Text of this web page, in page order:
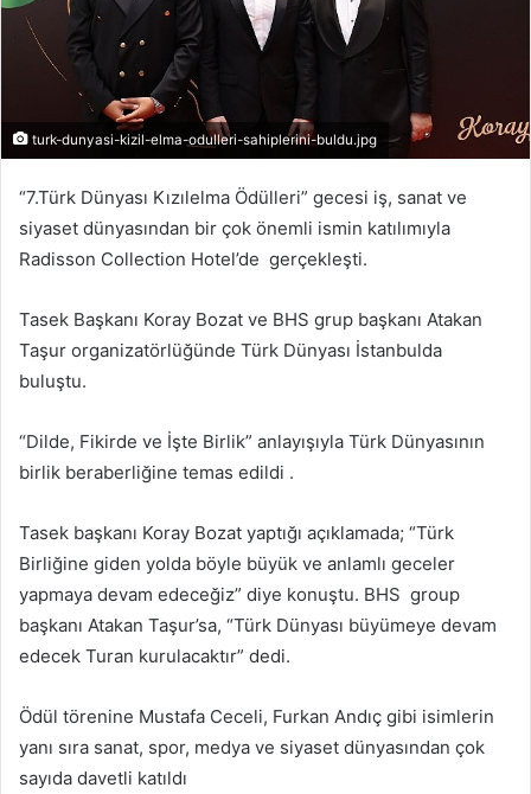
turk-dunyasi-kizil-elma-odulleri-sahiplerini-buldu.jpg
“7.Türk Dünyası Kızılelma Ödülleri” gecesi iş, sanat ve
siyaset dünyasından bir çok önemli ismin katılımıyla
Radisson Collection Hotel’de gerçekleşti.
Tasek Başkanı Koray Bozat ve BHS grup başkanı Atakan
Taşur organizatörlüğünde Türk Dünyası İstanbulda
buluştu.
“Dilde, Fikirde ve İşte Birlik” anlayışıyla Türk Dünyasının
birlik beraberliğine temas edildi .
Tasek başkanı Koray Bozat yaptığı açıklamada; “Türk
Birliğine giden yolda böyle büyük ve anlamlı geceler
yapmaya devam edeceğiz” diye konuştu. BHS group
başkanı Atakan Taşur’sa, “Türk Dünyası büyümeye devam
edecek Turan kurulacaktır” dedi.
Ödül törenine Mustafa Ceceli, Furkan Andıç gibi isimlerin
yanı sıra sanat, spor, medya ve siyaset dünyasından çok
sayıda davetli katıldı